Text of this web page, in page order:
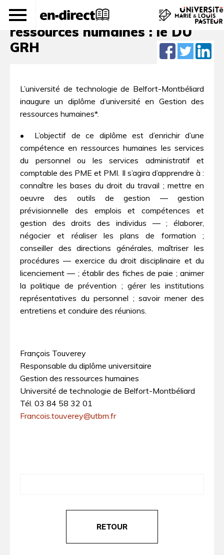
Vers une gestion des
ressources humaines : le DU
GRH
L’université de technologie de Belfort-Montbéliard
inaugure un diplôme d’université en Gestion des
ressources humaines*.
• L’objectif de ce diplôme est d’enrichir d’une
compétence en ressources humaines les services
du personnel ou les services administratif et
comptable des PME et PMI. Il s’agira d’apprendre à :
connaître les bases du droit du travail ; mettre en
oeuvre des outils de gestion ― gestion
prévisionnelle des emplois et compétences et
gestion des droits des individus ― ; élaborer,
négocier et réaliser les plans de formation ;
conseiller des directions générales, maîtriser les
procédures ― exercice du droit disciplinaire et du
licenciement ― ; établir des fiches de paie ; animer
la politique de prévention ; gérer les institutions
représentatives du personnel ; savoir mener des
entretiens et conduire des réunions.
François Touverey
Responsable du diplôme universitaire
Gestion des ressources humaines
Université de technologie de Belfort-Montbéliard
Tél. 03 84 58 32 01
Francois.touverey@utbm.fr
RETOUR